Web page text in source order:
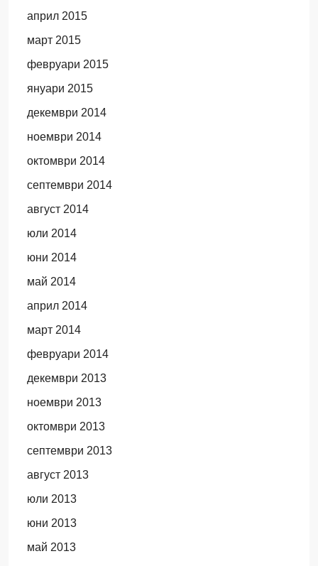
април 2015
март 2015
февруари 2015
януари 2015
декември 2014
ноември 2014
октомври 2014
септември 2014
август 2014
юли 2014
юни 2014
май 2014
април 2014
март 2014
февруари 2014
декември 2013
ноември 2013
октомври 2013
септември 2013
август 2013
юли 2013
юни 2013
май 2013